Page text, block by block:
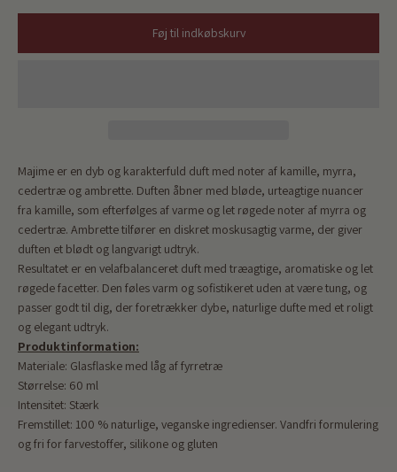
Føj til indkøbskurv
Majime er en dyb og karakterfuld duft med noter af kamille, myrra,
cedertræ og ambrette. Duften åbner med bløde, urteagtige nuancer
fra kamille, som efterfølges af varme og let røgede noter af myrra og
cedertræ. Ambrette tilfører en diskret moskusagtig varme, der giver
duften et blødt og langvarigt udtryk.
Resultatet er en velafbalanceret duft med træagtige, aromatiske og let
røgede facetter. Den føles varm og sofistikeret uden at være tung, og
passer godt til dig, der foretrækker dybe, naturlige dufte med et roligt
og elegant udtryk.
Produktinformation:
Materiale: Glasflaske med låg af fyrretræ
Størrelse: 60 ml
Intensitet: Stærk
Fremstillet: 100 % naturlige, veganske ingredienser. Vandfri formulering
og fri for farvestoffer, silikone og gluten